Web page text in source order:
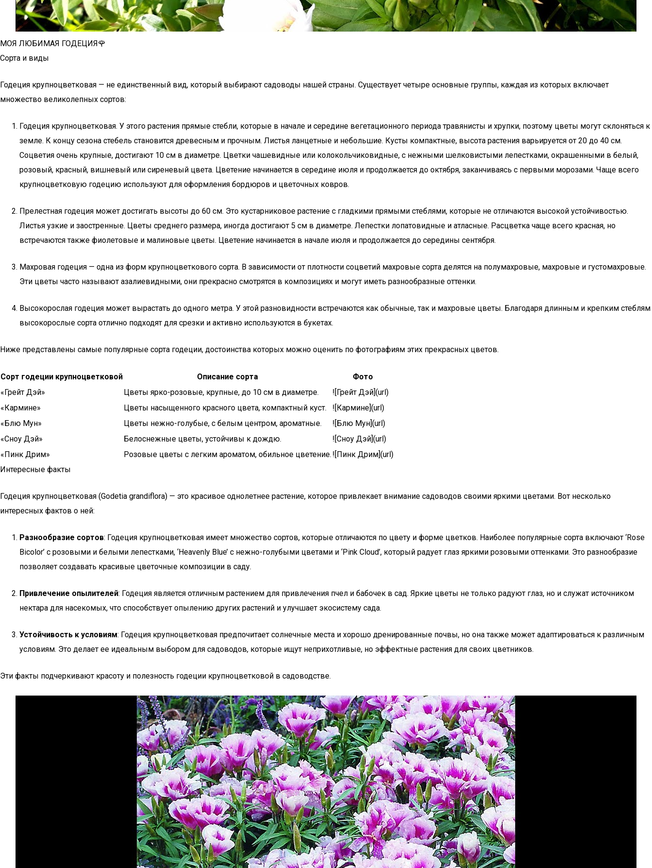
МОЯ ЛЮБИМАЯ ГОДЕЦИЯ🌹
Сорта и виды
Годеция крупноцветковая — не единственный вид, который выбирают садоводы нашей страны. Существует четыре основные группы, каждая из которых включает
множество великолепных сортов:
Годеция крупноцветковая. У этого растения прямые стебли, которые в начале и середине вегетационного периода травянисты и хрупки, поэтому цветы могут склоняться к
земле. К концу сезона стебель становится древесным и прочным. Листья ланцетные и небольшие. Кусты компактные, высота растения варьируется от 20 до 40 см.
Соцветия очень крупные, достигают 10 см в диаметре. Цветки чашевидные или колокольчиковидные, с нежными шелковистыми лепестками, окрашенными в белый,
розовый, красный, вишневый или сиреневый цвета. Цветение начинается в середине июля и продолжается до октября, заканчиваясь с первыми морозами. Чаще всего
крупноцветковую годецию используют для оформления бордюров и цветочных ковров.
Прелестная годеция может достигать высоты до 60 см. Это кустарниковое растение с гладкими прямыми стеблями, которые не отличаются высокой устойчивостью.
Листья узкие и заостренные. Цветы среднего размера, иногда достигают 5 см в диаметре. Лепестки лопатовидные и атласные. Расцветка чаще всего красная, но
встречаются также фиолетовые и малиновые цветы. Цветение начинается в начале июля и продолжается до середины сентября.
Махровая годеция — одна из форм крупноцветкового сорта. В зависимости от плотности соцветий махровые сорта делятся на полумахровые, махровые и густомахровые.
Эти цветы часто называют азалиевидными, они прекрасно смотрятся в композициях и могут иметь разнообразные оттенки.
Высокорослая годеция может вырастать до одного метра. У этой разновидности встречаются как обычные, так и махровые цветы. Благодаря длинным и крепким стеблям
высокорослые сорта отлично подходят для срезки и активно используются в букетах.
Ниже представлены самые популярные сорта годеции, достоинства которых можно оценить по фотографиям этих прекрасных цветов.
Сорт годеции крупноцветковой Описание сорта
Фото
«Грейт Дэй»
Цветы ярко-розовые, крупные, до 10 см в диаметре.
![Грейт Дэй](url)
«Кармине»
Цветы насыщенного красного цвета, компактный куст.
![Кармине](url)
«Блю Мун»
Цветы нежно-голубые, с белым центром, ароматные.
![Блю Мун](url)
«Сноу Дэй»
Белоснежные цветы, устойчивы к дождю.
![Сноу Дэй](url)
«Пинк Дрим»
Розовые цветы с легким ароматом, обильное цветение. ![Пинк Дрим](url)
Интересные факты
Годеция крупноцветковая (Godetia grandiflora) — это красивое однолетнее растение, которое привлекает внимание садоводов своими яркими цветами. Вот несколько
интересных фактов о ней:
Разнообразие сортов: Годеция крупноцветковая имеет множество сортов, которые отличаются по цвету и форме цветков. Наиболее популярные сорта включают ‘Rose
Bicolor’ с розовыми и белыми лепестками, ‘Heavenly Blue’ с нежно-голубыми цветами и ‘Pink Cloud’, который радует глаз яркими розовыми оттенками. Это разнообразие
позволяет создавать красивые цветочные композиции в саду.
Привлечение опылителей: Годеция является отличным растением для привлечения пчел и бабочек в сад. Яркие цветы не только радуют глаз, но и служат источником
нектара для насекомых, что способствует опылению других растений и улучшает экосистему сада.
Устойчивость к условиям: Годеция крупноцветковая предпочитает солнечные места и хорошо дренированные почвы, но она также может адаптироваться к различным
условиям. Это делает ее идеальным выбором для садоводов, которые ищут неприхотливые, но эффектные растения для своих цветников.
Эти факты подчеркивают красоту и полезность годеции крупноцветковой в садоводстве.